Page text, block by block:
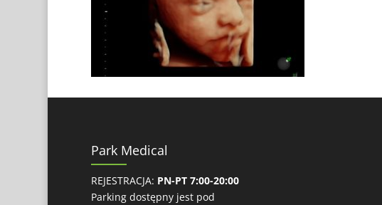
Park Medical
REJESTRACJA: PN-PT 7:00-20:00
Parking dostępny jest pod